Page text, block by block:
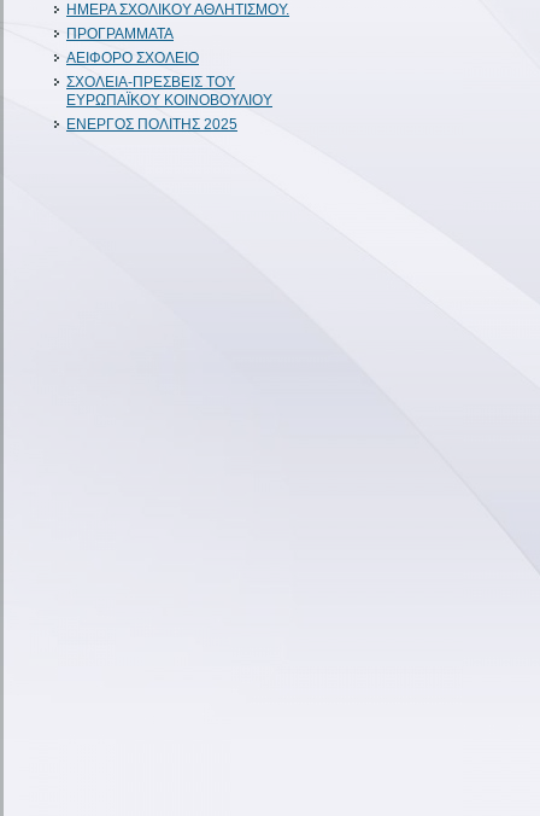
ΗΜΕΡΑ ΣΧΟΛΙΚΟΥ ΑΘΛΗΤΙΣΜΟΥ.
ΠΡΟΓΡΑΜΜΑΤΑ
ΑΕΙΦΟΡΟ ΣΧΟΛΕΙΟ
ΣΧΟΛΕΙΑ-ΠΡΕΣΒΕΙΣ ΤΟΥ
ΕΥΡΩΠΑΪΚΟΥ ΚΟΙΝΟΒΟΥΛΙΟΥ
ΕΝΕΡΓΟΣ ΠΟΛΙΤΗΣ 2025